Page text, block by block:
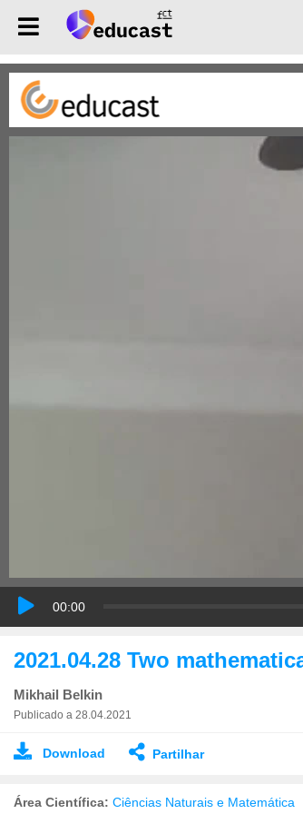
00:00
2021.04.28 Two
Mikhail Belkin
Publicado a 28.04.2021
Download Partilhar
Área Científica: Ciências Naturais e Matemática